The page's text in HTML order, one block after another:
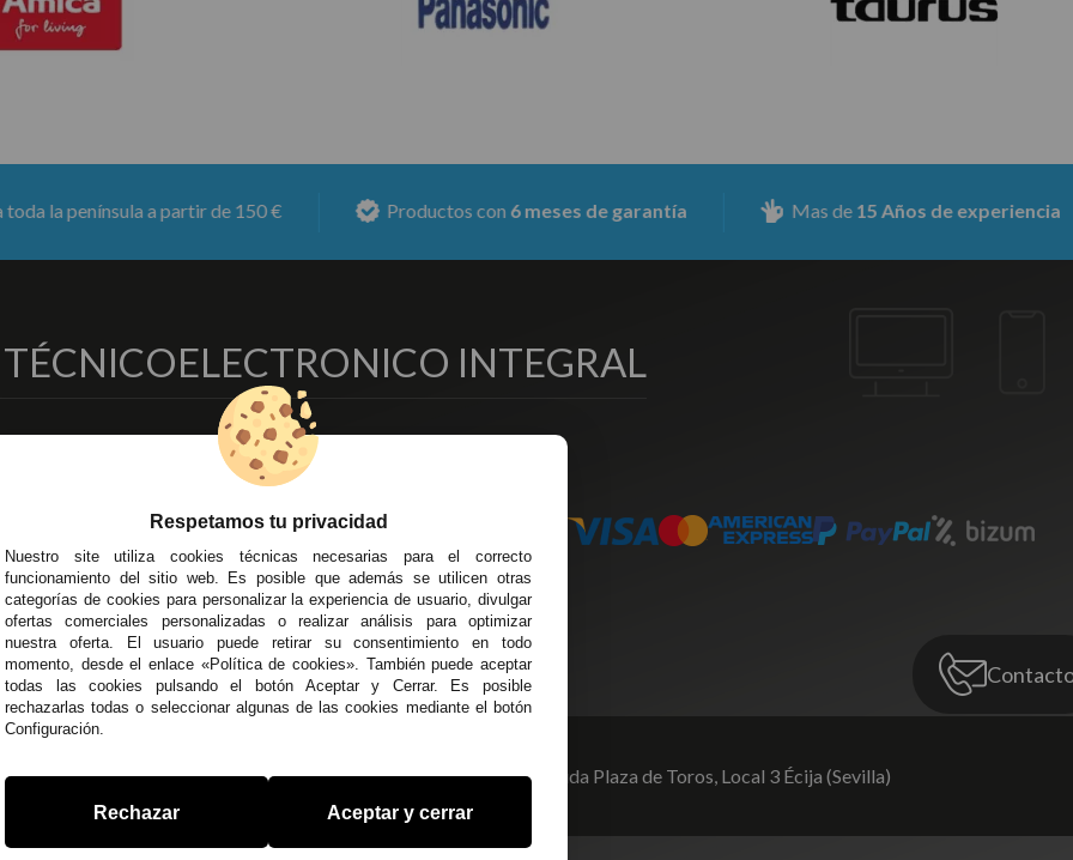
a partir de 150 € Productos con6 meses de garantía Mas de 15 Años de experiencia
ELECTRONICO INTEGRAL
y Devoluciones
Seguro
y
Generales
de Cookies
DELEGACIONES
Écija - Sevilla
Av. Plaza de Toros. Local 3
Córdoba
C/ Ingeniero Iribarren, 14
Alzira - Valencia
C/ Esplugues, 135
43/955 44 45 44 info@steielectronica.com Avenida Plaza de Toros, Local 3 Écija (Sevilla)
Respetamos tu privacidad
Nuestro site utiliza cookies técnicas necesarias para el correcto
funcionamiento del sitio web. Es posible que además se utilicen otras
categorías de cookies para personalizar la experiencia de usuario, divulgar
ofertas comerciales personalizadas o realizar análisis para optimizar
nuestra oferta. El usuario puede retirar su consentimiento en todo
momento, desde el enlace «Política de cookies». También puede aceptar
todas las cookies pulsando el botón Aceptar y Cerrar. Es posible
rechazarlas todas o seleccionar algunas de las cookies mediante el botón
Configuración.
Rechazar Aceptar y cerrar